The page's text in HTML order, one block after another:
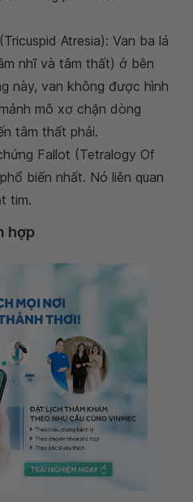
(Tricuspid Atresia): Van ba lá
nhĩ và tâm thất) ở bên
này, van không được hình
mô xơ chặn dòng
tâm thất phải.
Fallot (Tetralogy Of
biến nhất. Nó liên quan
tim.
hợp